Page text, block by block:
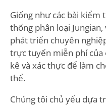
Giống như các bài
thống phân loại
phát triển chuyên
trực tuyến miễn phí của
kê và xác thực để làm
thể.
Chúng tôi chủ yếu dựa